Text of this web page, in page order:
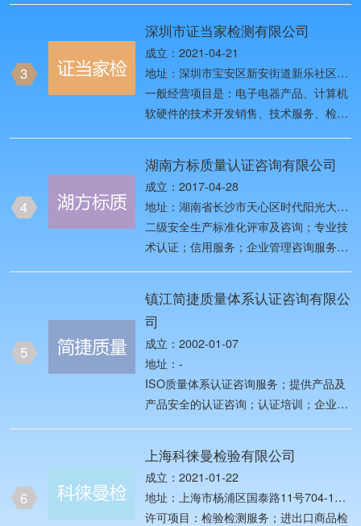
（CQC）与原中国检验认证集团
（CCIC）等机构进行重组改革，以做优
做强CQC和CCIC两个品牌 。
3
深圳市证当家检测有限公司
成立：2021-04-21
地址：深圳市宝安区新安街道新乐社区38
区龙井一路华创达前海创客科技创新基地
A、B栋A209
一般经营项目是：电子电器产品、计算机
软硬件的技术开发销售、技术服务、检测
电器产品的认证与检测、投资兴办实业
（具体项目另行申报）、货物及技术进出
口（以上均不含限制项目）。（同意登记
机关调整规范经营范围表述，以登记机关
登记为准），许可经营项目是：电子电器
产品的认证与检测
4
湖南方标质量认证咨询有限公司
成立：2017-04-28
地址：湖南省长沙市天心区时代阳光大道
西兴汝金城5号楼3单元1206房
二级安全生产标准化评审及咨询；专业技
术认证；信用服务；企业管理咨询服务；
咨询服务；科技项目代理服务；培训活动
的组织；风险管理培训。（依法须经批准
的项目，经相关部门批准后方可开展经营
活动）
5
镇江简捷质量体系认证咨询有限公
司
成立：2002-01-07
地址：-
ISO质量体系认证咨询服务；提供产品及
产品安全的认证咨询；认证培训；企业管
6
上海科徕曼检验有限公司
成立：2021-01-22
地址：上海市杨浦区国泰路11号704-10
室
许可项目：检验检测服务；进出口商品检